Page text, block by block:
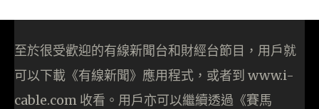
至於很受歡迎的有線新聞台和財經台節目，用戶就
可以下載《有線新聞》應用程式，或者到 www.i-
cable.com 收看。用戶亦可以繼續透過《賽馬